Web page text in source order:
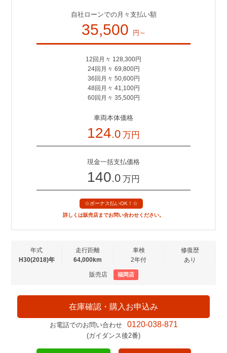
自社ローンでの月々支払い額
35,500 円～
12回月々 128,300円
24回月々 69,800円
36回月々 50,600円
48回月々 41,100円
60回月々 35,500円
車両本体価格
124.0 万円
現金一括支払価格
140.0 万円
☆ボーナス払いOK！☆
詳しくは販売店までお問い合わせください。
年式
H30(2018)年
走行距離
64,000km
車検
2年付
修復歴
あり
販売店 福岡店
在庫確認・購入お申込み
お電話でのお問い合わせ 0120-038-871
(ガイダンス後2番)